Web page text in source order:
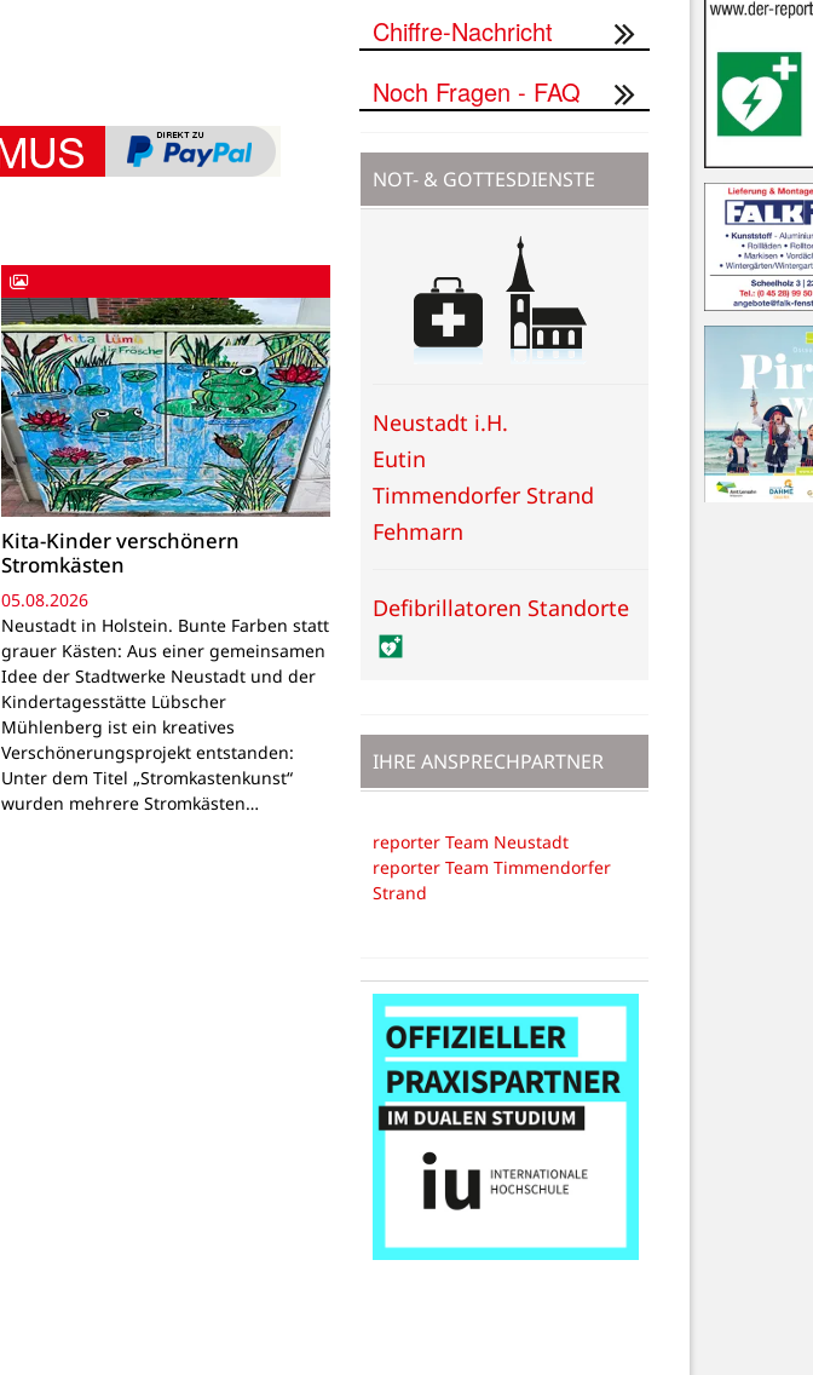
Kita-Kinder verschönern
Stromkästen
05.08.2026
Neustadt in Holstein. Bunte Farben statt
grauer Kästen: Aus einer gemeinsamen
Idee der Stadtwerke Neustadt und der
Kindertagesstätte Lübscher
Mühlenberg ist ein kreatives
Verschönerungsprojekt entstanden:
Unter dem Titel „Stromkastenkunst“
wurden mehrere Stromkästen…
Chiffre-Nachricht
Noch Fragen - FAQ
NOT- & GOTTESDIENSTE
Neustadt i.H.
Eutin
Timmendorfer Strand
Fehmarn
Defibrillatoren Standorte
IHRE ANSPRECHPARTNER
reporter Team Neustadt
reporter Team Timmendorfer
Strand